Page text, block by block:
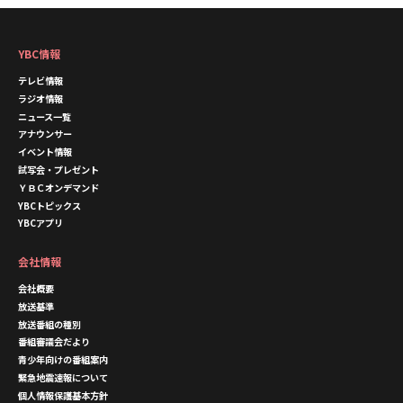
YBC情報
テレビ情報
ラジオ情報
ニュース一覧
アナウンサー
イベント情報
試写会・プレゼント
ＹＢＣオンデマンド
YBCトピックス
YBCアプリ
会社情報
会社概要
放送基準
放送番組の種別
番組審議会だより
青少年向けの番組案内
緊急地震速報について
個人情報保護基本方針